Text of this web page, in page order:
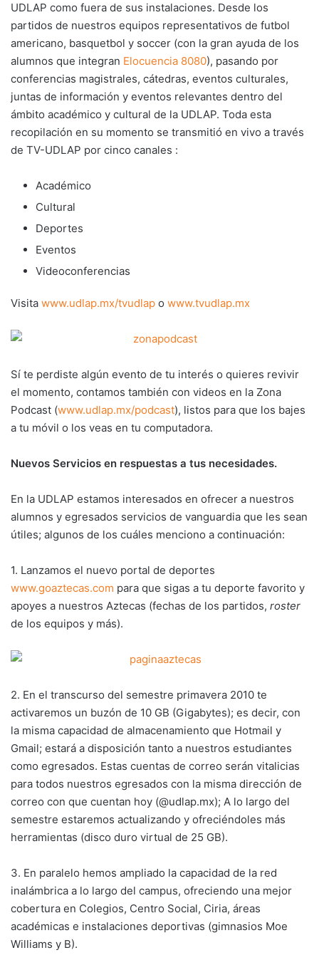
UDLAP como fuera de sus instalaciones. Desde los
partidos de nuestros equipos representativos de futbol
americano, basquetbol y soccer (con la gran ayuda de los
alumnos que integran Elocuencia 8080), pasando por
conferencias magistrales, cátedras, eventos culturales,
juntas de información y eventos relevantes dentro del
ámbito académico y cultural de la UDLAP. Toda esta
recopilación en su momento se transmitió en vivo a través
de TV-UDLAP por cinco canales :
Académico
Cultural
Deportes
Eventos
Videoconferencias
Visita www.udlap.mx/tvudlap o www.tvudlap.mx
Sí te perdiste algún evento de tu interés o quieres revivir
el momento, contamos también con videos en la Zona
Podcast (www.udlap.mx/podcast), listos para que los bajes
a tu móvil o los veas en tu computadora.
Nuevos Servicios en respuestas a tus necesidades.
En la UDLAP estamos interesados en ofrecer a nuestros
alumnos y egresados servicios de vanguardia que les sean
útiles; algunos de los cuáles menciono a continuación:
1. Lanzamos el nuevo portal de deportes
www.goaztecas.com para que sigas a tu deporte favorito y
apoyes a nuestros Aztecas (fechas de los partidos, roster
de los equipos y más).
2. En el transcurso del semestre primavera 2010 te
activaremos un buzón de 10 GB (Gigabytes); es decir, con
la misma capacidad de almacenamiento que Hotmail y
Gmail; estará a disposición tanto a nuestros estudiantes
como egresados. Estas cuentas de correo serán vitalicias
para todos nuestros egresados con la misma dirección de
correo con que cuentan hoy (@udlap.mx); A lo largo del
semestre estaremos actualizando y ofreciéndoles más
herramientas (disco duro virtual de 25 GB).
3. En paralelo hemos ampliado la capacidad de la red
inalámbrica a lo largo del campus, ofreciendo una mejor
cobertura en Colegios, Centro Social, Ciria, áreas
académicas e instalaciones deportivas (gimnasios Moe
Williams y B).